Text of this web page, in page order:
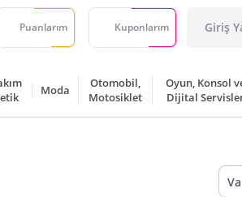
Puanlarım Kuponlarım Giriş
Moda
Otomobil,
Motosiklet
Oyun, Konsol
Dijital